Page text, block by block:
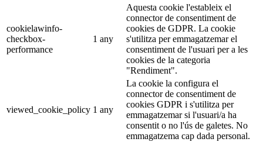
cookielawinfo-
checkbox-
performance
1 any
Aquesta cookie l'estableix el
connector de consentiment de
cookies de GDPR. La cookie
s'utilitza per emmagatzemar el
consentiment de l'usuari per a les
cookies de la categoria
"Rendiment".
viewed_cookie_policy 1 any
La cookie la configura el
connector de consentiment de
cookies GDPR i s'utilitza per
emmagatzemar si l'usuari/a ha
consentit o no l'ús de galetes. No
emmagatzema cap dada personal.